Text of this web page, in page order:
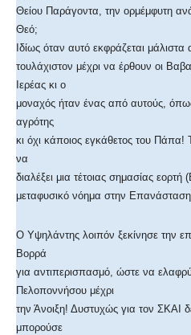
Θείου Παράγοντα, την ορμέμφυτη
Θεό;
Ιδίως όταν αυτό εκφράζεται
τουλάχιστον μέχρι να έρθουν οι
Ιερέας κι ο
μοναχός ήταν ένας από αυτούς,
αγρότης
κι όχι κάποιος εγκάθετος του Πάπα!
να
διαλέξει μια τέτοιας σημασίας
μεταφυσικό νόημα στην
Ο Υψηλάντης λοιπόν ξεκίνησε την
Βορρά
για αντιπερισπασμό, ώστε να
Πελοποννήσου μέχρι
την Άνοιξη! Δυστυχώς για τον ΣΚΑΙ
μπορούσε